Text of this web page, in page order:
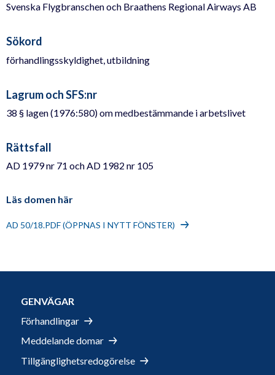
Svenska Flygbranschen och Braathens Regional Airways AB
Sökord
förhandlingsskyldighet, utbildning
Lagrum och SFS:nr
38 § lagen (1976:580) om medbestämmande i arbetslivet
Rättsfall
AD 1979 nr 71 och AD 1982 nr 105
Läs domen här
AD 50/18.PDF (ÖPPNAS I NYTT FÖNSTER)
GENVÄGAR
Förhandlingar
Meddelande domar
Tillgänglighetsredogörelse